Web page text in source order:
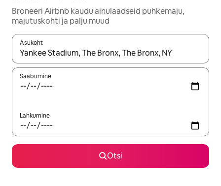
Broneeri Airbnb kaudu ainulaadseid puhkemaju,
majutuskohti ja palju muud
Asukoht
Kui tulemused on kuvatud, liigu ekraanil nooleklahvidega või
Saabumine
Lahkumine
Otsi